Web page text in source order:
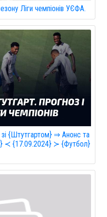
Ліги чемпіонів УЄФА.
{Штутгартом} ⇒ Анонс та
≺ {17.09.2024} ≻ {Футбол}